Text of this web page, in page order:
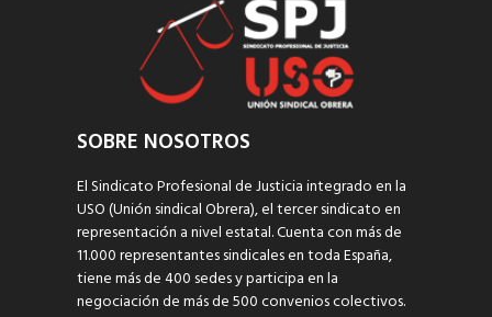
SOBRE NOSOTROS
El Sindicato Profesional de Justicia integrado en la
USO (Unión sindical Obrera), el tercer sindicato en
representación a nivel estatal. Cuenta con más de
11.000 representantes sindicales en toda España,
tiene más de 400 sedes y participa en la
negociación de más de 500 convenios colectivos.